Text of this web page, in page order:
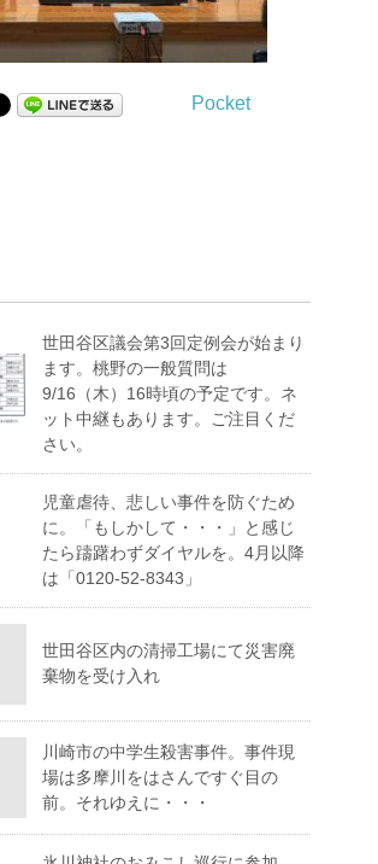
Pocket
世田谷区議会第3回定例会が始まり
ます。桃野の一般質問は
9/16（木）16時頃の予定です。ネ
ット中継もあります。ご注目くだ
さい。
児童虐待、悲しい事件を防ぐため
に。「もしかして・・・」と感じ
たら躊躇わずダイヤルを。4月以降
は「0120-52-8343」
世田谷区内の清掃工場にて災害廃
棄物を受け入れ
川崎市の中学生殺害事件。事件現
場は多摩川をはさんですぐ目の
前。それゆえに・・・